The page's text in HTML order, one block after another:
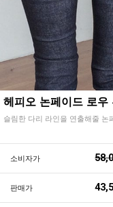
헤피오 논페이드 로우
슬림한 다리 라인을 연출해줄 논
소비자가
판매가